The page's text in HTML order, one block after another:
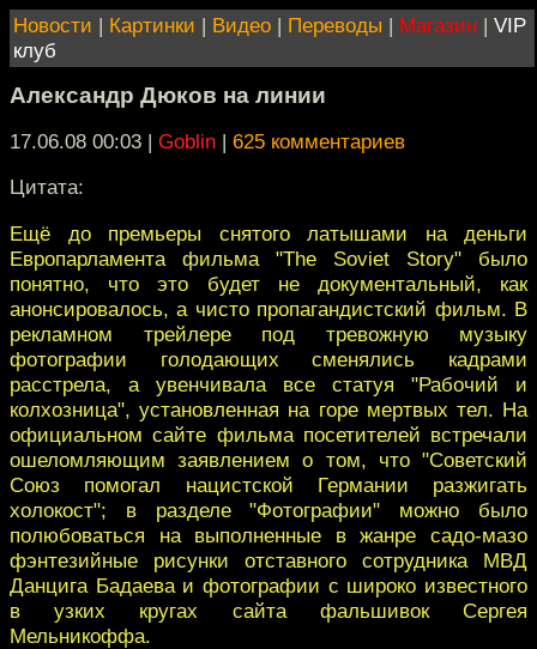
Новости | Картинки | Видео | Переводы | Магазин | VIP
клуб
Александр Дюков на линии
17.06.08 00:03 | Goblin | 625 комментариев
Цитата:
Ещё до премьеры снятого латышами на деньги
Европарламента фильма "The Soviet Story" было
понятно, что это будет не документальный, как
анонсировалось, а чисто пропагандистский фильм. В
рекламном трейлере под тревожную музыку
фотографии голодающих сменялись кадрами
расстрела, а увенчивала все статуя "Рабочий и
колхозница", установленная на горе мертвых тел. На
официальном сайте фильма посетителей встречали
ошеломляющим заявлением о том, что "Советский
Союз помогал нацистской Германии разжигать
холокост"; в разделе "Фотографии" можно было
полюбоваться на выполненные в жанре садо-мазо
фэнтезийные рисунки отставного сотрудника МВД
Данцига Бадаева и фотографии с широко известного
в узких кругах сайта фальшивок Сергея
Мельникоффа.